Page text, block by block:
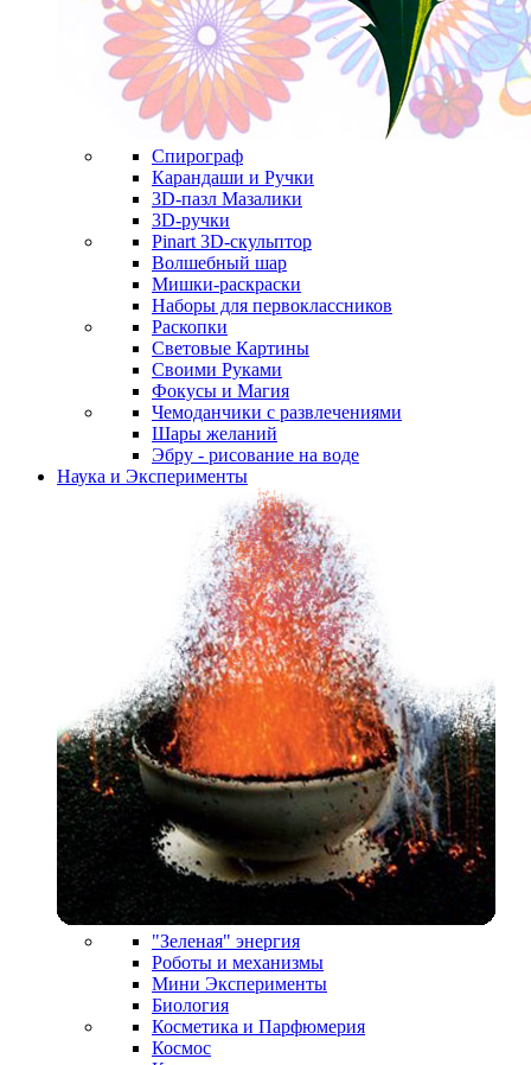
Спирограф
Карандаши и Ручки
3D-пазл Мазалики
3D-ручки
Pinart 3D-скульптор
Волшебный шар
Мишки-раскраски
Наборы для первоклассников
Раскопки
Световые Картины
Своими Руками
Фокусы и Магия
Чемоданчики с развлечениями
Шары желаний
Эбру - рисование на воде
Наука и Эксперименты
"Зеленая" энергия
Роботы и механизмы
Мини Эксперименты
Биология
Косметика и Парфюмерия
Космос